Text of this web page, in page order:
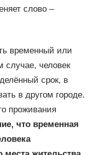
слово –
временный или
случае, человек
срок, в
в другом городе.
проживания
что временная